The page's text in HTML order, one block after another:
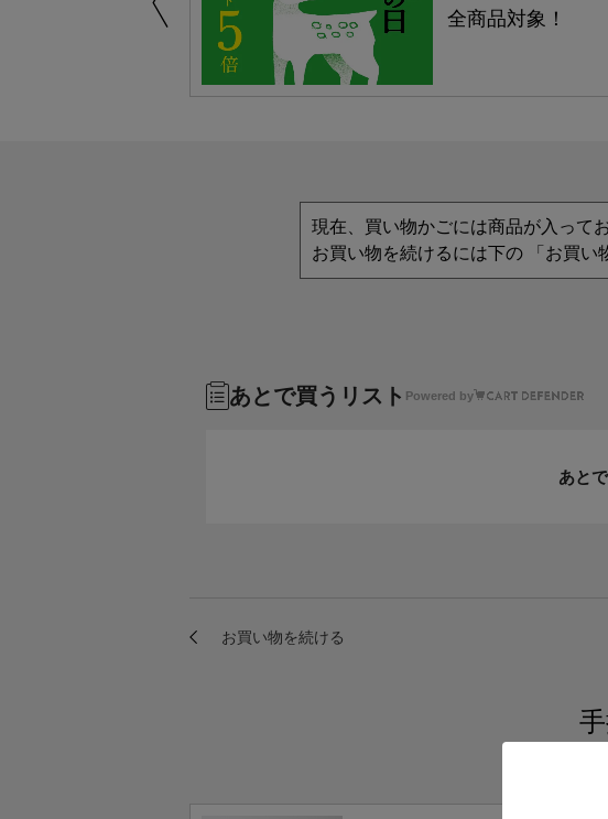
全商品対象！
現在、買い物かごには商品が入って
お買い物を続けるには下の 「お買い
あとで買うリスト Powered by
あと
S・